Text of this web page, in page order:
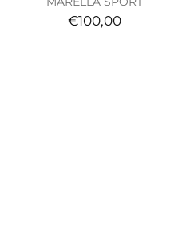
€100,00